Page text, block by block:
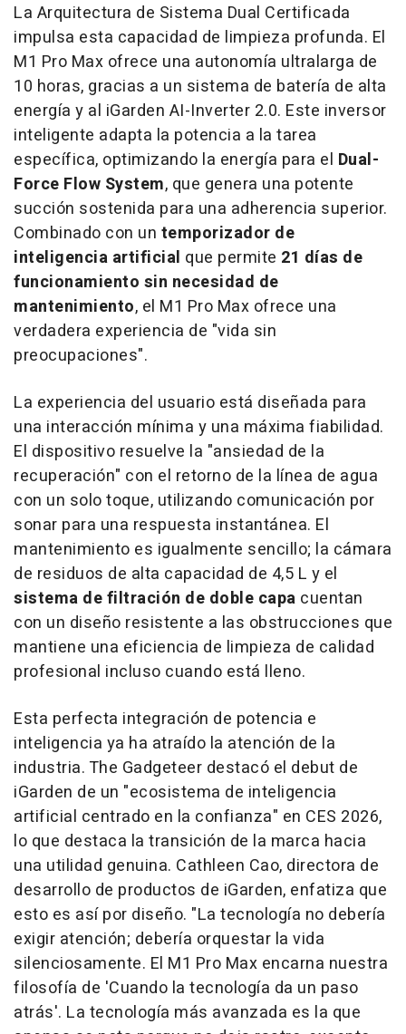
La Arquitectura de Sistema Dual Certificada
impulsa esta capacidad de limpieza profunda. El
M1 Pro Max ofrece una autonomía ultralarga de
10 horas, gracias a un sistema de batería de alta
energía y al iGarden AI-Inverter 2.0. Este inversor
inteligente adapta la potencia a la tarea
específica, optimizando la energía para el Dual-
Force Flow System, que genera una potente
succión sostenida para una adherencia superior.
Combinado con un temporizador de
inteligencia artificial que permite 21 días de
funcionamiento sin necesidad de
mantenimiento, el M1 Pro Max ofrece una
verdadera experiencia de "vida sin
preocupaciones".
La experiencia del usuario está diseñada para
una interacción mínima y una máxima fiabilidad.
El dispositivo resuelve la "ansiedad de la
recuperación" con el retorno de la línea de agua
con un solo toque, utilizando comunicación por
sonar para una respuesta instantánea. El
mantenimiento es igualmente sencillo; la cámara
de residuos de alta capacidad de 4,5 L y el
sistema de filtración de doble capa cuentan
con un diseño resistente a las obstrucciones que
mantiene una eficiencia de limpieza de calidad
profesional incluso cuando está lleno.
Esta perfecta integración de potencia e
inteligencia ya ha atraído la atención de la
industria. The Gadgeteer destacó el debut de
iGarden de un "ecosistema de inteligencia
artificial centrado en la confianza" en CES 2026,
lo que destaca la transición de la marca hacia
una utilidad genuina. Cathleen Cao, directora de
desarrollo de productos de iGarden, enfatiza que
esto es así por diseño. "La tecnología no debería
exigir atención; debería orquestar la vida
silenciosamente. El M1 Pro Max encarna nuestra
filosofía de 'Cuando la tecnología da un paso
atrás'. La tecnología más avanzada es la que